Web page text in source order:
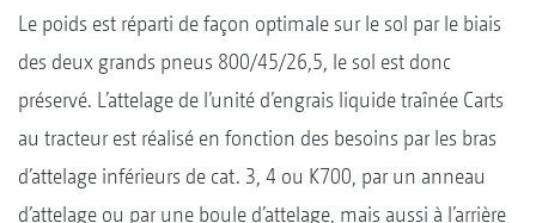
Le poids est réparti de façon optimale sur le sol par le biais
des deux grands pneus 800/45/26,5, le sol est donc
préservé. L’attelage de l’unité d’engrais liquide traînée Carts
au tracteur est réalisé en fonction des besoins par les bras
d’attelage inférieurs de cat. 3, 4 ou K700, par un anneau
d’attelage ou par une boule d’attelage, mais aussi à l’arrière